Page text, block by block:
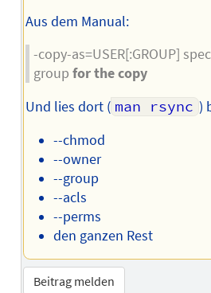
Aus dem Manual:
-copy-as=USER[:GROUP]
group for the copy
Und lies dort ( man rsync )
--chmod
--owner
--group
--acls
--perms
den ganzen Rest
Beitrag melden